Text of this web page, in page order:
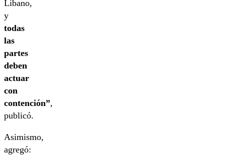
Líbano,
y
todas
las
partes
deben
actuar
con
contención”,
publicó.
Asimismo,
agregó: